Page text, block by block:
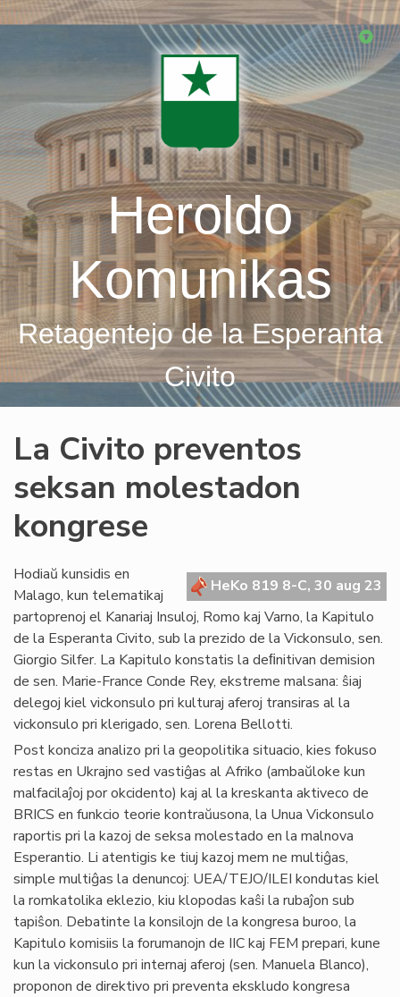
Skip
Heroldo
Komunikas
Retagentejo de la Esperanta
Civito
La Civito preventos
seksan molestadon
kongrese
HeKo 819 8-C, 30 aug 23
Hodiaŭ kunsidis en
Malago, kun telematikaj
partoprenoj el Kanariaj Insuloj, Romo kaj Varno, la Kapitulo
de la Esperanta Civito, sub la prezido de la Vickonsulo, sen.
Giorgio Silfer. La Kapitulo konstatis la deﬁnitivan demision
de sen. Marie-France Conde Rey, ekstreme malsana: ŝiaj
delegoj kiel vickonsulo pri kulturaj aferoj transiras al la
vickonsulo pri klerigado, sen. Lorena Bellotti.
Post konciza analizo pri la geopolitika situacio, kies fokuso
restas en Ukrajno sed vastiĝas al Afriko (ambaŭloke kun
malfacilaĵoj por okcidento) kaj al la kreskanta aktiveco de
BRICS en funkcio teorie kontraŭusona, la Unua Vickonsulo
raportis pri la kazoj de seksa molestado en la malnova
Esperantio. Li atentigis ke tiuj kazoj mem ne multiĝas,
simple multiĝas la denuncoj: UEA/TEJO/ILEI kondutas kiel
la romkatolika eklezio, kiu klopodas kaŝi la rubaĵon sub
tapiŝon. Debatinte la konsilojn de la kongresa buroo, la
Kapitulo komisiis la forumanojn de IIC kaj FEM prepari, kune
kun la vickonsulo pri internaj aferoj (sen. Manuela Blanco),
proponon de direktivo pri preventa ekskludo kongresa